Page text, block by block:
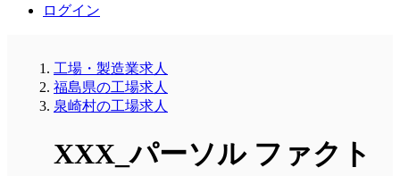
ログイン
工場・製造業求人
福島県の工場求人
泉崎村の工場求人
XXX_パーソル ファクト